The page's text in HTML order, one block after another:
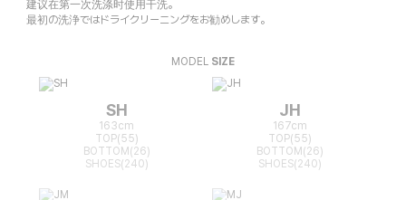
建议在第一次洗涤时使用干洗。
最初の洗浄ではドライクリーニングをお勧めします。
MODEL SIZE
SH
163cm
TOP(55)
BOTTOM(26)
SHOES(240)
JH
167cm
TOP(55)
BOTTOM(26)
SHOES(240)